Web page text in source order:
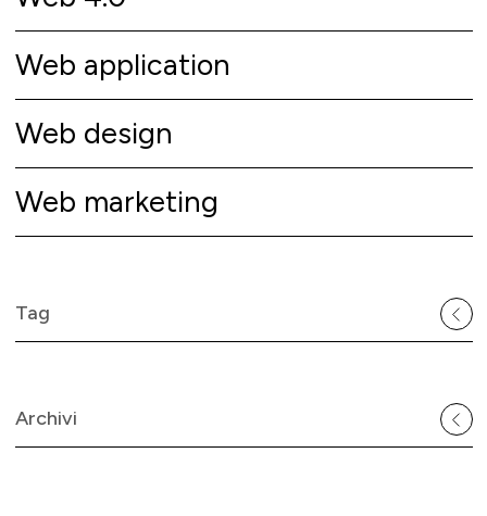
Web application
Web design
Web marketing
Tag
Archivi